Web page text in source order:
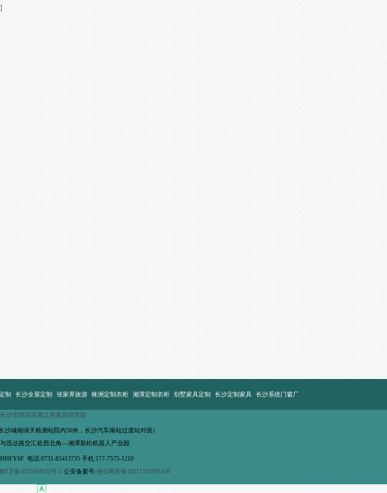
沙市雨花区惠之美家具经营部
城南绿天检测站院内50米，长沙汽车南站过渡站对面）
迅达路交汇处西北角—湘潭新松机器人产业园
电话:0731-85413735 手机:177-7575-1210
ICP备2021004033号-1 公安备案号:湘公网安备43011102001459
制 长沙全屋定制 张家界旅游 株洲定制衣柜 湘潭定制衣柜 别墅家具定制 长沙定制家具 长沙系统门窗厂